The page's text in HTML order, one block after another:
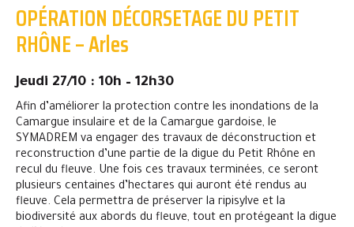
OPÉRATION DÉCORSETAGE DU PETIT
RHÔNE – Arles
Jeudi 27/10 : 10h – 12h30
Afin d’améliorer la protection contre les inondations de la
Camargue insulaire et de la Camargue gardoise, le
SYMADREM va engager des travaux de déconstruction et
reconstruction d’une partie de la digue du Petit Rhône en
recul du fleuve. Une fois ces travaux terminées, ce seront
plusieurs centaines d’hectares qui auront été rendus au
fleuve. Cela permettra de préserver la ripisylve et la
biodiversité aux abords du fleuve, tout en protégeant la digue